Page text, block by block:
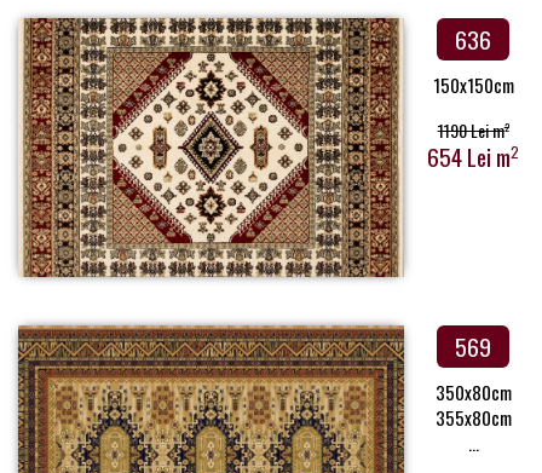
636
150x150cm
1190 Lei m2
654 Lei m2
569
350x80cm
355x80cm
...